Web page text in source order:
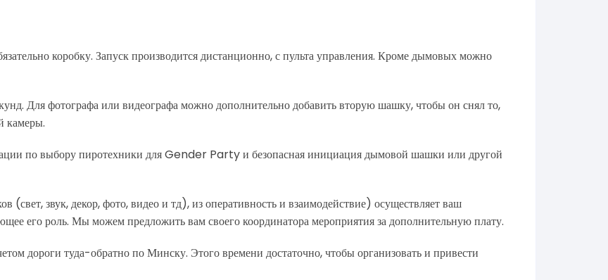
коробку. Запуск производится дистанционно, с пульта управления. Кроме дымовых можно
Для фотографа или видеографа можно дополнительно добавить вторую шашку, чтобы он снял то,
камеры.
по выбору пиротехники для Gender Party и безопасная инициация дымовой шашки или другой
звук, декор, фото, видео и тд), из оперативность и взаимодействие) осуществляет ваш
его роль. Мы можем предложить вам своего координатора мероприятия за дополнительную плату.
дороги туда-обратно по Минску. Этого времени достаточно, чтобы организовать и привести